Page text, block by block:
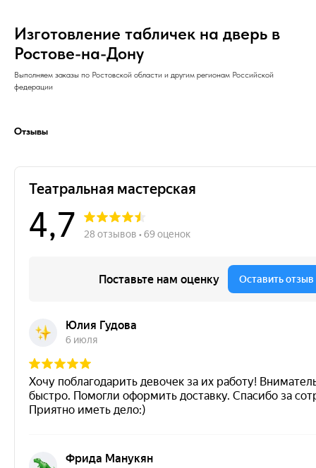
Изготовление табличек на дверь в
Ростове-на-Дону
Выполняем заказы по Ростовской области и другим регионам Российской
федерации
Отзывы